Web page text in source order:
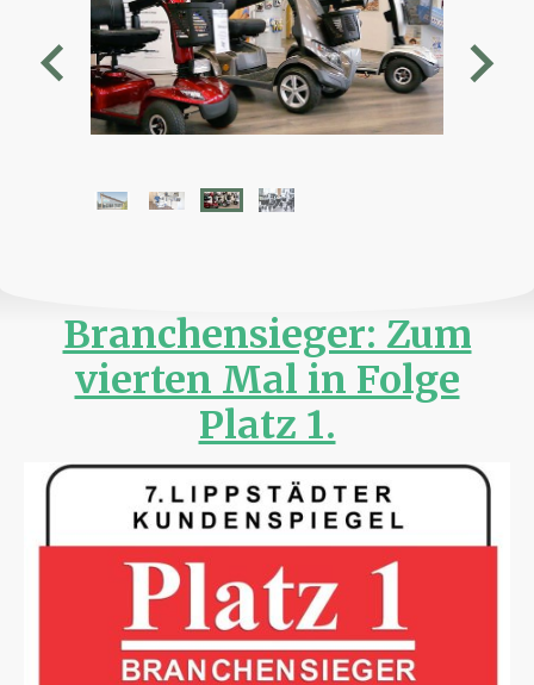
Branchensieger: Zum
vierten Mal in Folge
Platz 1.